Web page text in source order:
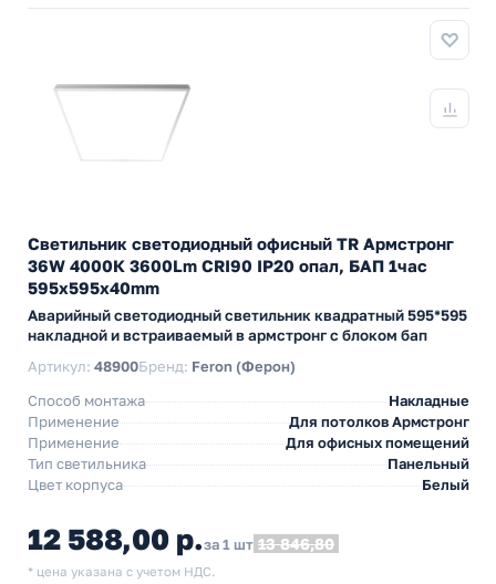
Светильник светодиодный офисный TR Армстронг
36W 4000К 3600Lm CRI90 IP20 опал, БАП 1час
595х595х40mm
Аварийный светодиодный светильник квадратный 595*595
накладной и встраиваемый в армстронг с блоком бап
Артикул: 48900Бренд: Feron (Ферон)
Способ монтажа
Накладные
Применение
Для потолков Армстронг
Применение
Для офисных помещений
Тип светильника
Панельный
Цвет корпуса
Белый
12 588,00 р.за 1 шт 13 846,80
* цена указана с учетом НДС.